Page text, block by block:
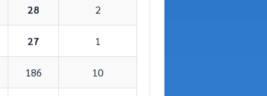
28 2
27 1
186 10